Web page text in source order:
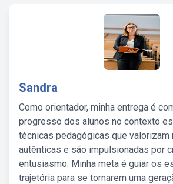
Sandra
Como orientador, minha entrega é
progresso dos alunos no contexto
técnicas pedagógicas que valorizam
autênticas e são impulsionadas por
entusiasmo. Minha meta é guiar os
trajetória para se tornarem uma